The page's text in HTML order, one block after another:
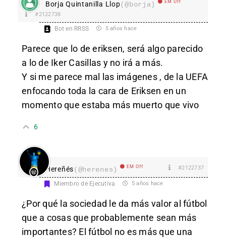
Borja Quintanilla Llop(@borja) EM Off
#2122738
Bot en RRSS 5 años hace
Parece que lo de eriksen, será algo parecido
a lo de Iker Casillas y no irá a más.
Y si me parece mal las imágenes , de la UEFA
enfocando toda la cara de Eriksen en un
momento que estaba más muerto que vivo
6
Hereñés(@herenes) EM Off #2122737
Miembro de Ejecutiva 5 años hace
¿Por qué la sociedad le da más valor al fútbol
que a cosas que probablemente sean más
importantes? El fútbol no es más que una